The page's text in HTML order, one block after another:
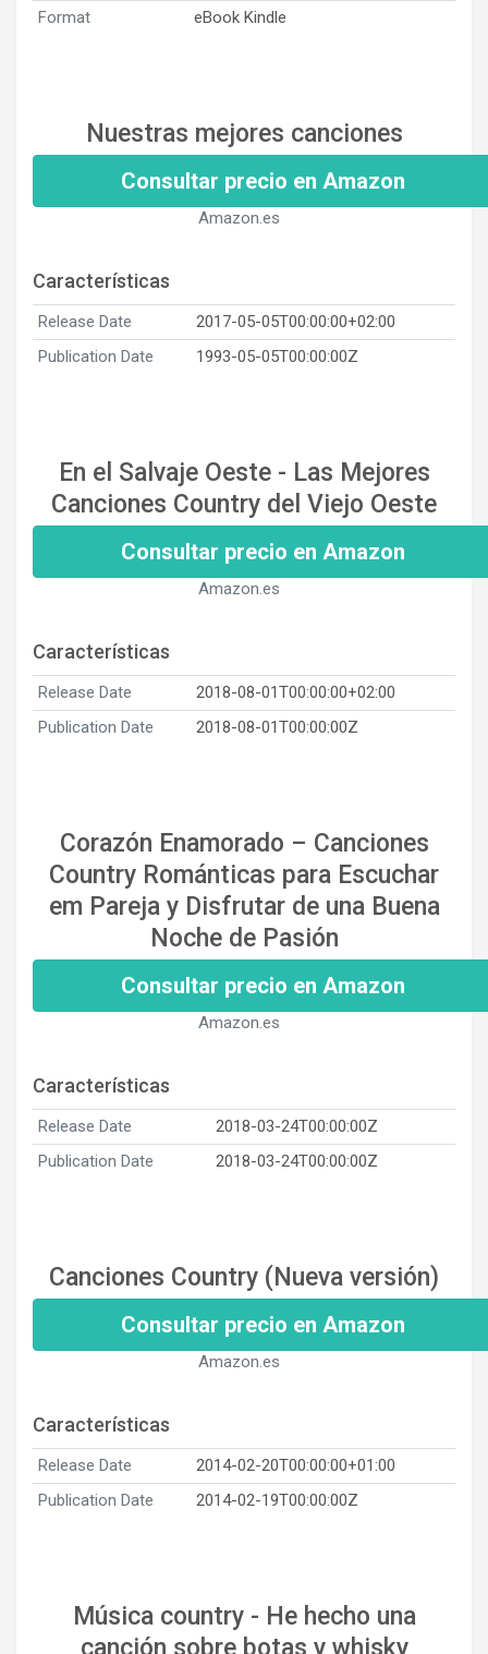
Format
eBook Kindle
Nuestras mejores canciones
Consultar precio en Amazon
Amazon.es
Características
Release Date
2017-05-05T00:00:00+02:00
Publication Date
1993-05-05T00:00:00Z
En el Salvaje Oeste - Las Mejores
Canciones Country del Viejo Oeste
Consultar precio en Amazon
Amazon.es
Características
Release Date
2018-08-01T00:00:00+02:00
Publication Date
2018-08-01T00:00:00Z
Corazón Enamorado – Canciones
Country Románticas para Escuchar
em Pareja y Disfrutar de una Buena
Noche de Pasión
Consultar precio en Amazon
Amazon.es
Características
Release Date
2018-03-24T00:00:00Z
Publication Date
2018-03-24T00:00:00Z
Canciones Country (Nueva versión)
Consultar precio en Amazon
Amazon.es
Características
Release Date
2014-02-20T00:00:00+01:00
Publication Date
2014-02-19T00:00:00Z
Música country - He hecho una
canción sobre botas y whisky